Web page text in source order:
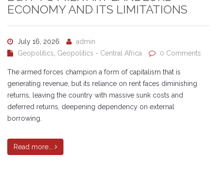
ECONOMY AND ITS LIMITATIONS
July 16, 2026
admin
Geopolitics Geopolitics - Central Africa 0 Comments
The armed forces champion a form of capitalism that is
generating revenue, but its reliance on rent faces diminishing
returns, leaving the country with massive sunk costs and
deferred returns, deepening dependency on external
borrowing.
Read more...